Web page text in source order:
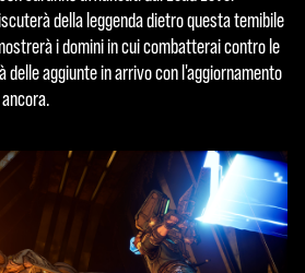
della leggenda dietro questa temibile
i domini in cui combatterai contro le
delle aggiunte in arrivo con l'aggiornamento